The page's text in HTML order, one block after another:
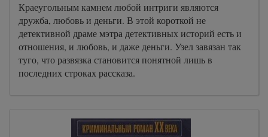
Краеугольным камнем любой интриги являются
дружба, любовь и деньги. В этой короткой не
детективной драме мэтра детективных историй есть и
отношения, и любовь, и даже деньги. Узел завязан так
туго, что развязка становится понятной лишь в
последних строках рассказа.